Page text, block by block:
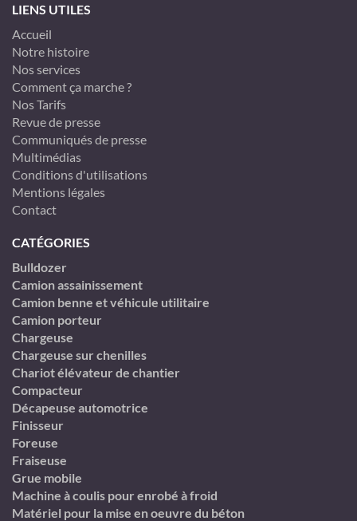
LIENS UTILES
Accueil
Notre histoire
Nos services
Comment ça marche ?
Nos Tarifs
Revue de presse
Communiqués de presse
Multimédias
Conditions d'utilisations
Mentions légales
Contact
CATÉGORIES
Bulldozer
Camion assainissement
Camion benne et véhicule utilitaire
Camion porteur
Chargeuse
Chargeuse sur chenilles
Chariot élévateur de chantier
Compacteur
Décapeuse automotrice
Finisseur
Foreuse
Fraiseuse
Grue mobile
Machine à coulis pour enrobé à froid
Matériel pour la mise en oeuvre du béton